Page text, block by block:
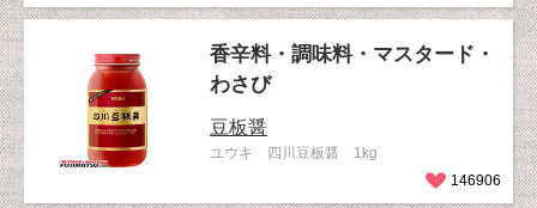
香辛料・調味料・マスタード・
わさび
豆板醤
ユウキ 四川豆板醤 1kg
146906